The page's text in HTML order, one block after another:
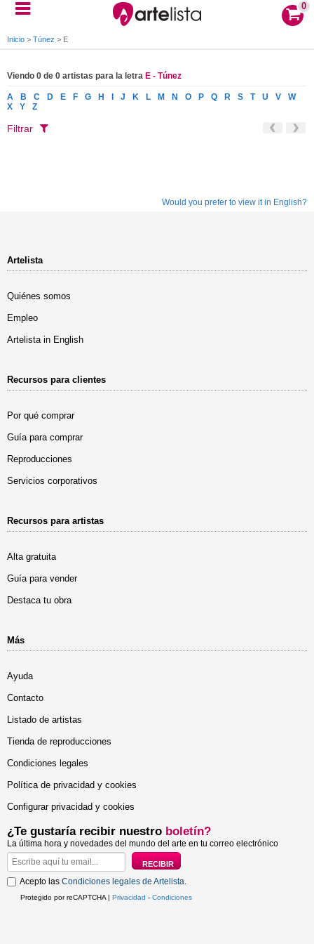
0
Inicio > Túnez > E
Viendo 0 de 0 artistas para la letra E - Túnez
A B C D E F G H J K L M N O P Q R S T U V
W
X
Y Z
Filtrar
Would you prefer to view it in English?
Artelista
Quiénes somos
Empleo
Artelista in English
Recursos para clientes
Por qué comprar
Guía para comprar
Reproducciones
Servicios corporativos
Recursos para artistas
Alta gratuita
Guía para vender
Destaca tu obra
Más
Ayuda
Contacto
Listado de artistas
Tienda de reproducciones
Condiciones legales
Política de privacidad y cookies
Configurar privacidad y cookies
¿Te gustaría recibir nuestro boletín?
La última hora y novedades del mundo del arte en tu correo electrónico
Acepto las Condiciones legales de Artelista.
Protegido por reCAPTCHA | Privacidad - Condiciones